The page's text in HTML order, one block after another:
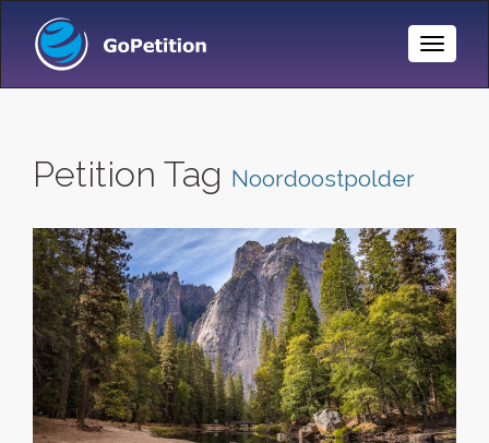
Toggle
Petition Tag Noordoostpolder